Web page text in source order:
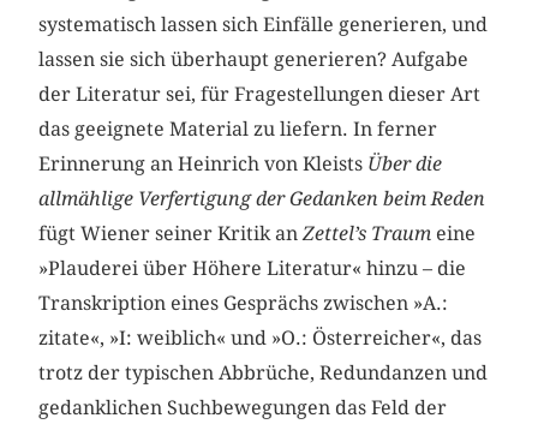
systematisch lassen sich Einfälle generieren, und
lassen sie sich überhaupt generieren? Aufgabe
der Literatur sei, für Fragestellungen dieser Art
das geeignete Material zu liefern. In ferner
Erinnerung an Heinrich von Kleists Über die
allmählige Verfertigung der Gedanken beim Reden
fügt Wiener seiner Kritik anZettel’s Traum eine
»Plauderei über Höhere Literatur« hinzu – die
Transkription eines Gesprächs zwischen »A.:
zitate«, »I: weiblich« und »O.: Österreicher«, das
trotz der typischen Abbrüche, Redundanzen und
gedanklichen Suchbewegungen das Feld der